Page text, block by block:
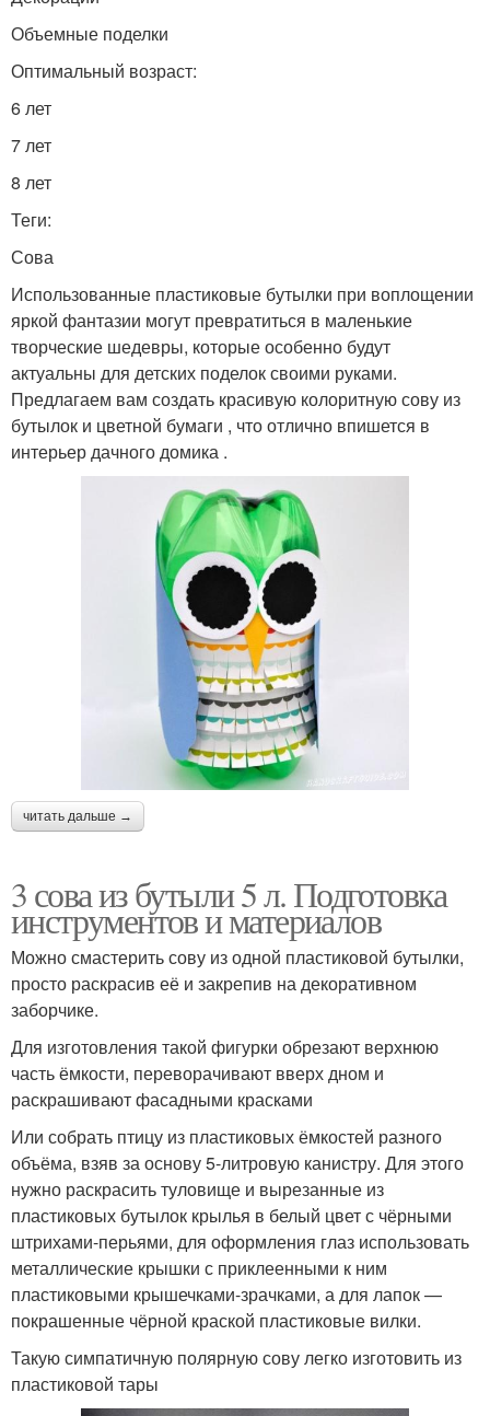
Объемные поделки
Оптимальный возраст:
6 лет
7 лет
8 лет
Теги:
Сова
Использованные пластиковые бутылки при воплощении
яркой фантазии могут превратиться в маленькие
творческие шедевры, которые особенно будут
актуальны для детских поделок своими руками.
Предлагаем вам создать красивую колоритную сову из
бутылок и цветной бумаги , что отлично впишется в
интерьер дачного домика .
читать дальше →
3 сова из бутыли 5 л. Подготовка
инструментов и материалов
Можно смастерить сову из одной пластиковой бутылки,
просто раскрасив её и закрепив на декоративном
заборчике.
Для изготовления такой фигурки обрезают верхнюю
часть ёмкости, переворачивают вверх дном и
раскрашивают фасадными красками
Или собрать птицу из пластиковых ёмкостей разного
объёма, взяв за основу 5-литровую канистру. Для этого
нужно раскрасить туловище и вырезанные из
пластиковых бутылок крылья в белый цвет с чёрными
штрихами-перьями, для оформления глаз использовать
металлические крышки с приклеенными к ним
пластиковыми крышечками-зрачками, а для лапок —
покрашенные чёрной краской пластиковые вилки.
Такую симпатичную полярную сову легко изготовить из
пластиковой тары